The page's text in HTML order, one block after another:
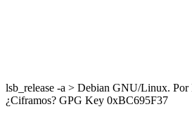
lsb_release -a > Debian GNU/Linux.
¿Ciframos? GPG Key 0xBC695F37